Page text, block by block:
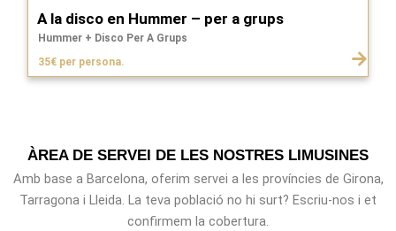
A la disco en Hummer – per a grups
Hummer + Disco Per A Grups
35€ per persona.
ÀREA DE SERVEI DE LES NOSTRES LIMUSINES
Amb base a Barcelona, oferim servei a les províncies de Girona,
Tarragona i Lleida. La teva població no hi surt? Escriu-nos i et
confirmem la cobertura.